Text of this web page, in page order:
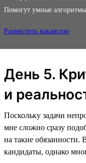
Помогут умные
Разместить вакансию
День 5.
и
Поскольку задачи
мне сложно сразу
на такие обязанности.
кандидаты, однако